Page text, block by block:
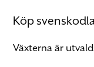
Köp
Växterna är